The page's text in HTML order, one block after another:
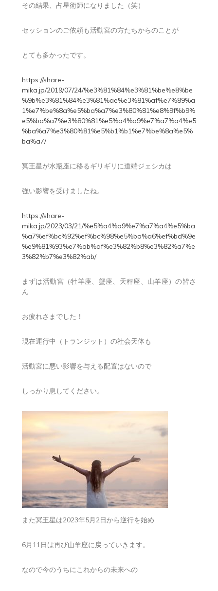
その結果、占星術師になりました（笑）
セッションのご依頼も活動宮の方たちからのことが
とても多かったです。
https://share-
mika.jp/2019/07/24/%e3%81%84%e3%81%be%e8%be
%9b%e3%81%84%e3%81%ae%e3%81%af%e7%89%a
1%e7%be%8a%e5%ba%a7%e3%80%81%e8%9f%b9%
e5%ba%a7%e3%80%81%e5%a4%a9%e7%a7%a4%e5
%ba%a7%e3%80%81%e5%b1%b1%e7%be%8a%e5%
ba%a7/
冥王星が水瓶座に移るギリギリに道端ジェシカは
強い影響を受けましたね。
https://share-
mika.jp/2023/03/21/%e5%a4%a9%e7%a7%a4%e5%ba
%a7%ef%bc%92%ef%bc%98%e5%ba%a6%ef%bd%9e
%e9%81%93%e7%ab%af%e3%82%b8%e3%82%a7%e
3%82%b7%e3%82%ab/
まずは活動宮（牡羊座、蟹座、天秤座、山羊座）の皆さ
ん
お疲れさまでした！
現在運行中（トランジット）の社会天体も
活動宮に悪い影響を与える配置はないので
しっかり息してください。
また冥王星は2023年5月2日から逆行を始め
6月11日は再び山羊座に戻っていきます。
なので今のうちにこれからの未来への